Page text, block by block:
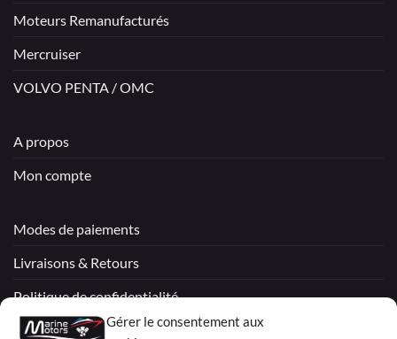
Gérer le consentement aux
Moteurs Remanufacturés
Mercruiser
VOLVO PENTA / OMC
A propos
Mon compte
Modes de paiements
Livraisons & Retours
Politique de confidentialité
Mentions légales